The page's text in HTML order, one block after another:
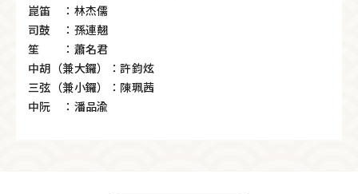
崑笛 ：林杰儒
司鼓 ：孫連翹
笙 ：蕭名君
中胡（兼大鑼）：許鈞炫
三弦（兼小鑼）：陳珮茜
中阮 ：潘品渝